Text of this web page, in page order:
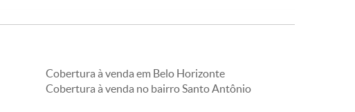
Cobertura à venda em Belo Horizonte
Cobertura à venda no bairro Santo Antônio